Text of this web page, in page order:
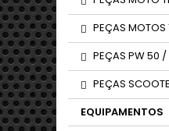
PEÇAS MOTOS
PEÇAS PW 50
PEÇAS
EQUIPAMENTOS